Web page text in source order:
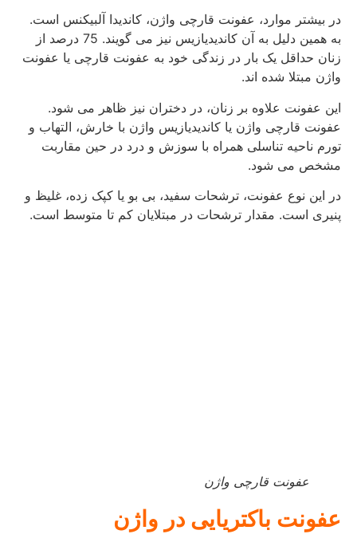
در بیشتر موارد، عفونت قارچی واژن، کاندیدا آلبیکنس است.
به همین دلیل به آن کاندیدیازیس نیز می گویند. 75 درصد از
زنان حداقل یک بار در زندگی خود به عفونت قارچی یا عفونت
واژن مبتلا شده اند.
این عفونت علاوه بر زنان، در دختران نیز ظاهر می شود.
عفونت قارچی واژن یا کاندیدیازیس واژن با خارش، التهاب و
تورم ناحیه تناسلی همراه با سوزش و درد در حین مقاربت
مشخص می شود.
در این نوع عفونت، ترشحات سفید، بی بو یا کپک زده، غلیظ و
پنیری است. مقدار ترشحات در مبتلایان کم تا متوسط ​​است.
عفونت قارچی واژن
عفونت باکتریایی در واژن